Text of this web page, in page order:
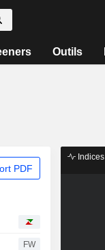
Outils
PDF
FW
Indices